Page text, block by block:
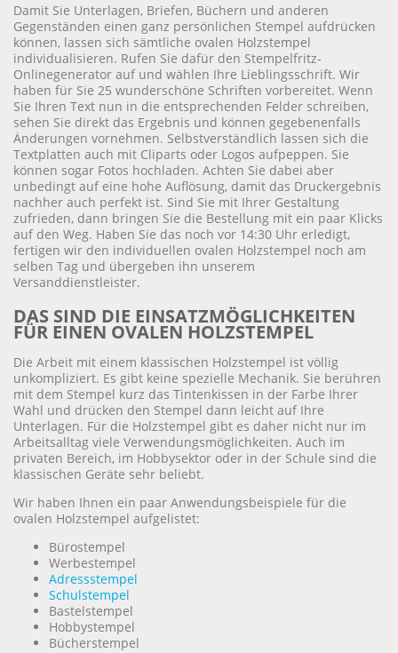
Damit Sie Unterlagen, Briefen, Büchern und anderen
Gegenständen einen ganz persönlichen Stempel aufdrücken
können, lassen sich sämtliche ovalen Holzstempel
individualisieren. Rufen Sie dafür den Stempelfritz-
Onlinegenerator auf und wählen Ihre Lieblingsschrift. Wir
haben für Sie 25 wunderschöne Schriften vorbereitet. Wenn
Sie Ihren Text nun in die entsprechenden Felder schreiben,
sehen Sie direkt das Ergebnis und können gegebenenfalls
Änderungen vornehmen. Selbstverständlich lassen sich die
Textplatten auch mit Cliparts oder Logos aufpeppen. Sie
können sogar Fotos hochladen. Achten Sie dabei aber
unbedingt auf eine hohe Auflösung, damit das Druckergebnis
nachher auch perfekt ist. Sind Sie mit Ihrer Gestaltung
zufrieden, dann bringen Sie die Bestellung mit ein paar Klicks
auf den Weg. Haben Sie das noch vor 14:30 Uhr erledigt,
fertigen wir den individuellen ovalen Holzstempel noch am
selben Tag und übergeben ihn unserem
Versanddienstleister.
DAS SIND DIE EINSATZMÖGLICHKEITEN
FÜR EINEN OVALEN HOLZSTEMPEL
Die Arbeit mit einem klassischen Holzstempel ist völlig
unkompliziert. Es gibt keine spezielle Mechanik. Sie berühren
mit dem Stempel kurz das Tintenkissen in der Farbe Ihrer
Wahl und drücken den Stempel dann leicht auf Ihre
Unterlagen. Für die Holzstempel gibt es daher nicht nur im
Arbeitsalltag viele Verwendungsmöglichkeiten. Auch im
privaten Bereich, im Hobbysektor oder in der Schule sind die
klassischen Geräte sehr beliebt.
Wir haben Ihnen ein paar Anwendungsbeispiele für die
ovalen Holzstempel aufgelistet:
Bürostempel
Werbestempel
Adressstempel
Schulstempel
Bastelstempel
Hobbystempel
Bücherstempel